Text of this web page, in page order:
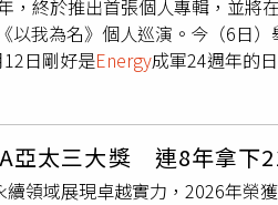
自然愉悅氛圍；如果想提升自信
調，讓香水成為每天轉換心情的
也融入永續理念，瓶蓋使用超過
，讓香氛不只療癒自己，也更友
！」並感性表示：「雖然我是蕭
法繼續往前走。」蕭景鴻終於舉
他四位團員陪伴，獨自完成整場
累！」其他四位團員也紛紛送上
其實扛了很久了！」坤達則說
我們也會一直出現在你們身邊。
是『以你為榮』。」牛奶也暖心
送給大家！」這場演唱會，蕭景
，終於推出首張個人專輯，並
以我為名》個人巡演。今（6日
日剛好是Energy成軍24週年的
者會，嘉賓牛奶預告
確定，不過團員們的確都說會
，坤達跟牛奶也有來探班。今日
平時很常壓抑心情，「我等了24
亞太三大獎 連8年拿
續領域展現卓越實力，2026年榮